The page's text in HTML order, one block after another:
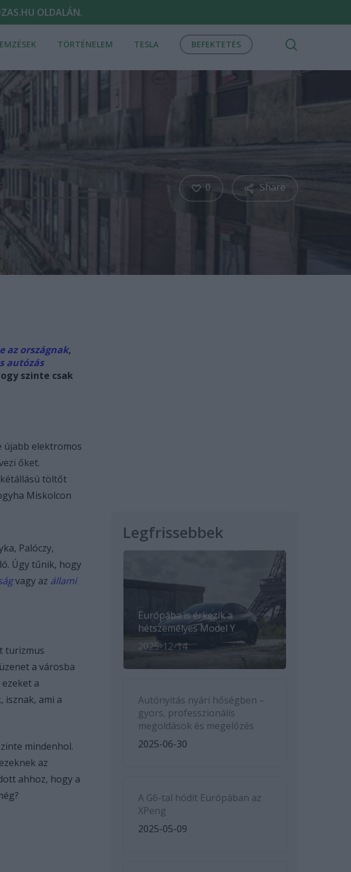
OLDALÁN.
TÖRTÉNELEM TESLA BEFEKTETÉS
Share
0
az országnak,
autózás
szinte csak
újabb elektromos
őket.
kétállású töltőt
Miskolcon
Palóczy,
Úgy tűnik, hogy
vagy az állami
turizmus
a városba
a
isznak, ami a
mindenhol.
az
ahhoz, hogy a
Legfrissebbek
Európába is érkezik a
hétszemélyes Model Y
2025-12-14
Autónyitás nyári hőségben –
gyors, professzionális
megoldások és megelőzés
2025-06-30
A G6-tal hódít Európában az
XPeng
2025-05-09